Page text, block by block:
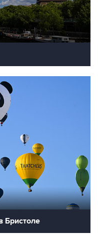
Бристоле